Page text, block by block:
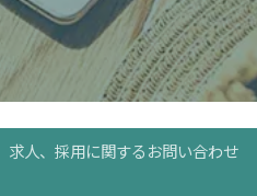
求人、採用に関するお問い合わせ